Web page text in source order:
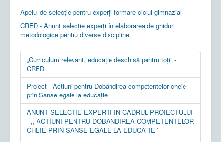
Apelul de selecție pentru experți formare ciclul gimnazial
CRED - Anunț selecție experți în elaborarea de ghiduri
metodologice pentru diverse discipline
„Curriculum relevant, educație deschisă pentru toți” -
CRED
Proiect - Actiuni pentru Dobândirea competentelor cheie
prin Șanse egale la educație
ANUNT SELECTIE EXPERTI IN CADRUL PROIECTULUI
- ,, ACTIUNI PENTRU DOBANDIREA COMPETENTELOR
CHEIE PRIN SANSE EGALE LA EDUCATIE’’